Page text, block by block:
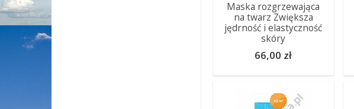
Maska rozgrzewająca
na twarz Zwiększa
jędrność i elastyczność
skóry
66,00 zł